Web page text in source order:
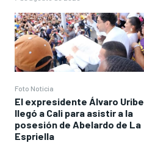
Foto Noticia
El expresidente Álvaro Uribe
llegó a Cali para asistir a la
posesión de Abelardo de La
Espriella